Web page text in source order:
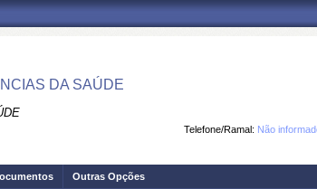
DA SAÚDE
Telefone/Ramal: Não
Outras Opções